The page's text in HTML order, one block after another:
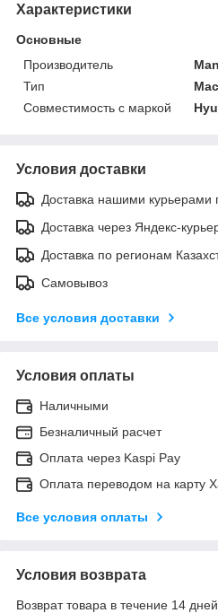
Характеристики
Основные
Производитель
Тип
Совместимость с маркой
Условия доставки
Доставка нашими курьерами
Доставка через Яндекс-
Доставка по регионам
Самовывоз
Все условия доставки
Условия оплаты
Наличными
Безналичный расчет
Оплата через Kaspi Pay
Оплата переводом на карту
Все условия оплаты
Условия возврата
Возврат товара в течение 14